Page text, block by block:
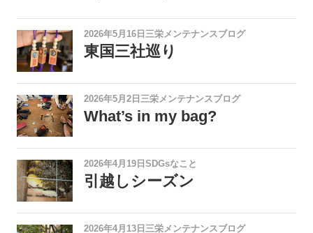
2026年5月16日 三栄メンテナンスブログ
東国三社巡り
2026年5月2日 三栄メンテナンスブログ
What’s in my bag?
2026年4月19日 SDGsなこと
引越しシーズン
2026年4月13日 三栄メンテナンスブログ